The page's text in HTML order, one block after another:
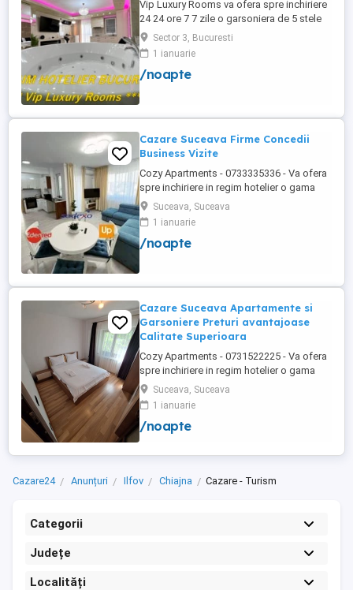
Vip Luxury Rooms va ofera spre inchiriere
24 24 ore 7 7 zile o garsoniera de 5 stele
Luxoase cu un desing unic si deosebit in
Sector 3 Bucuresti . Garsoniera se alfa in
Complex Rezidential Nou . Acces Bariera
Monitorizare Video in Complex ( de la
Sector 3, Bucuresti
1 ianuarie
/noapte
Cazare Suceava Firme Concedii
Business Vizite
Cozy Apartments - 0733335336 - Va ofera
spre inchiriere in regim hotelier o gama
variata de apartamente si garsoniere
situate in puncte cheie ale orasului
Suceava: Bulevardul George Enescu.
Kaufland George Enescu In centrul
...
Suceava, Suceava
1 ianuarie
/noapte
Cazare Suceava Apartamente si
Garsoniere Preturi avantajoase
Calitate Superioara
Cozy Apartments - 0731522225 - Va ofera
spre inchiriere in regim hotelier o gama
variata de apartamente si garsoniere
situate in puncte cheie ale orasului
Suceava: Bulevardul George Enescu. In
centrul Orasului pe Esplanada langa
Zamca Burdujeni Ipotesti Pentru ...
Suceava, Suceava
1 ianuarie
/noapte
Cazare24 Anunțuri Ilfov Chiajna Cazare - Turism
Categorii
Județe
Localități